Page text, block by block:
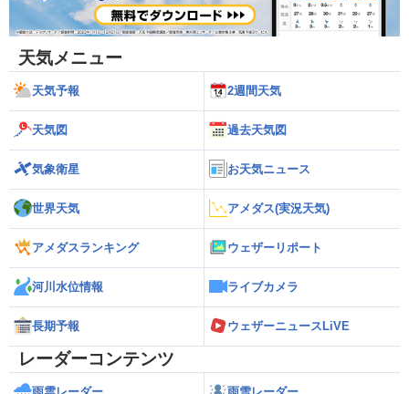
天気メニュー
天気予報 2週間天気
天気図 過去天気図
気象衛星 お天気ニュース
世界天気 アメダス(実況天気)
アメダスランキング ウェザーリポート
河川水位情報 ライブカメラ
長期予報 ウェザーニュースLiVE
レーダーコンテンツ